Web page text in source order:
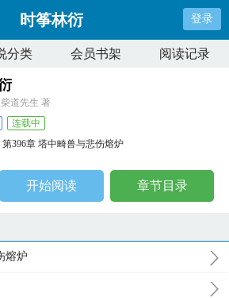
时筝林衍 登录
分类 会员书架 阅读记录
道先生 著
连载中
第396章 塔中畸兽与悲伤熔炉
开始阅读 章节目录
熔炉